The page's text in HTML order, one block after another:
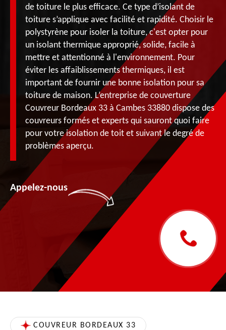
de toiture le plus efficace. Ce type d’isolant de
toiture s’applique avec facilité et rapidité. Choisir le
polystyrène pour isoler la toiture, c'est opter pour
un isolant thermique approprié, solide, facile à
mettre et attentionné à l'environnement. Pour
éviter les affaiblissements thermiques, il est
important de fournir une bonne isolation pour sa
toiture de maison. L’entreprise de couverture
Couvreur Bordeaux 33 à Cambes 33880 dispose des
couvreurs formés et experts qui sauront quoi faire
pour votre isolation de toit et suivant le degré de
problèmes aperçu.
Appelez-nous
COUVREUR BORDEAUX 33